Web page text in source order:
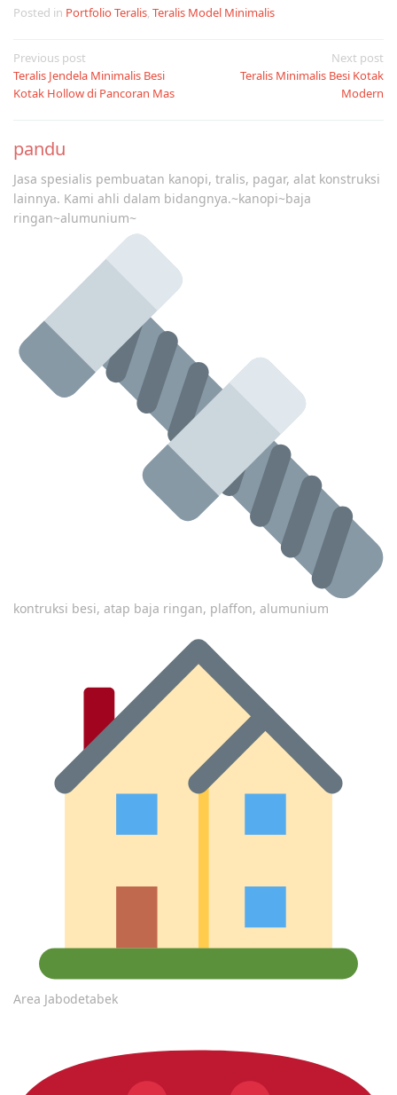
Posted in Portfolio Teralis, Teralis Model Minimalis
Post
navigation
Previous post
Teralis Jendela Minimalis Besi
Kotak Hollow di Pancoran Mas
Next post
Teralis Minimalis Besi Kotak
Modern
pandu
Jasa spesialis pembuatan kanopi, tralis, pagar, alat konstruksi
lainnya. Kami ahli dalam bidangnya.~kanopi~baja
ringan~alumunium~
kontruksi besi, atap baja ringan, plaffon, alumunium
Area Jabodetabek